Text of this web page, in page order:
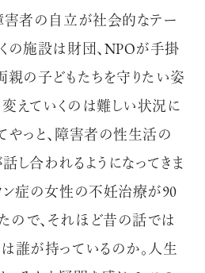
害者の自立が社会的なテー
の施設は財団、NPOが手掛
親の子どもたちを守りたい姿
えていくのは難しい状況に
やっと、障害者の性生活の
し合われるようになってきま
ン症の女性の不妊治療が90
ので、それほど昔の話では
誰が持っているのか。人生